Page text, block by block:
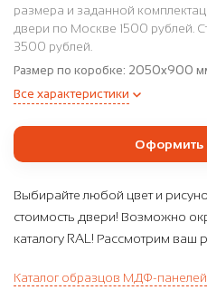
размера и заданной
двери по Москве 1500 рублей.
3500 рублей.
Размер по коробке: 2050x900 мм
Все характеристики
Оформить
Выбирайте любой цвет и
стоимость двери! Возможно
каталогу RAL! Рассмотрим
Каталог образцов МДФ-панелей